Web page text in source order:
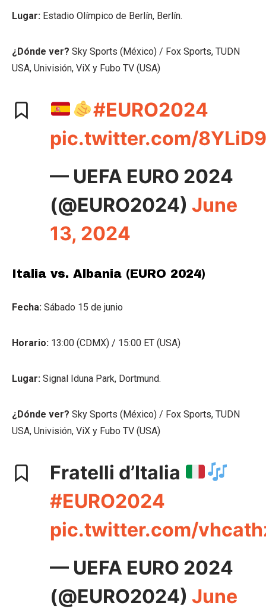
Lugar: Estadio Olímpico de Berlín, Berlín.
¿Dónde ver? Sky Sports (México) / Fox Sports, TUDN
USA, Univisión, ViX y Fubo TV (USA)
#EURO2024
pic.twitter.com/
— UEFA EURO 2024
(@EURO2024) June
13, 2024
Italia vs. Albania (EURO 2024)
Fecha: Sábado 15 de junio
Horario: 13:00 (CDMX) / 15:00 ET (USA)
Lugar: Signal Iduna Park, Dortmund.
¿Dónde ver? Sky Sports (México) / Fox Sports, TUDN
USA, Univisión, ViX y Fubo TV (USA)
Fratelli d’Italia
#EURO2024
pic.twitter.com/
— UEFA EURO 2024
(@EURO2024) June